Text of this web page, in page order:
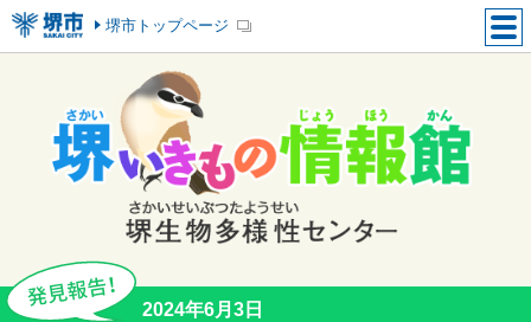
堺市トップページ
2024年6月3日